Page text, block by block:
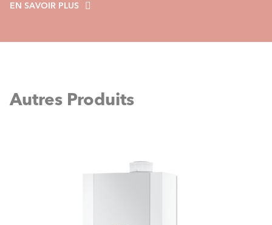
EN SAVOIR PLUS
Autres Produits